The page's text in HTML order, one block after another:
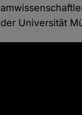
Universität